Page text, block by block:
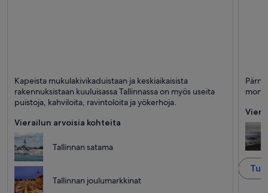
Historiallinen, Shoppailu ja Business
Kapeista mukulakivikaduistaan ja keskiaikaisista
rakennuksistaan kuuluisassa Tallinnassa on myös useita
puistoja, kahviloita, ravintoloita ja yökerhoja.
Vierailun arvoisia kohteita
Tallinnan satama
Tallinnan joulumarkkinat